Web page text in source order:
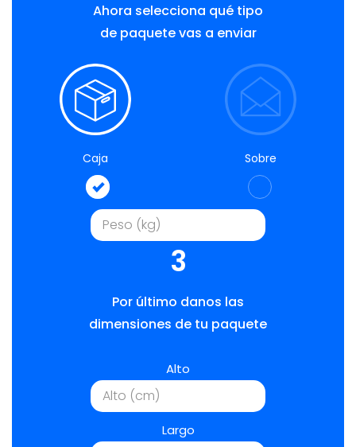
Ahora selecciona qué tipo
de paquete vas a enviar
Caja Sobre
3
Por último danos las
dimensiones de tu paquete
Alto
Largo